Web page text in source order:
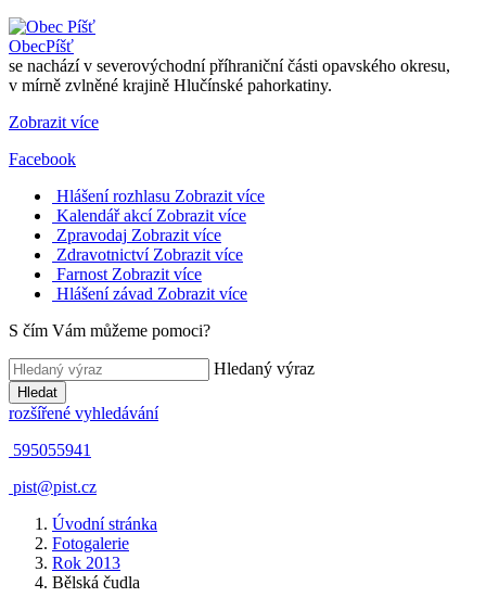
ObecPíšť
se nachází v severovýchodní příhraniční části opavského okresu,
v mírně zvlněné krajině Hlučínské pahorkatiny.
Zobrazit více
Facebook
Hlášení rozhlasu Zobrazit více
Kalendář akcí Zobrazit více
Zpravodaj Zobrazit více
Zdravotnictví Zobrazit více
Farnost Zobrazit více
Hlášení závad Zobrazit více
S čím Vám můžeme pomoci?
Hledaný výraz
Hledat
rozšířené vyhledávání
595055941
pist@pist.cz
Úvodní stránka
Fotogalerie
Rok 2013
Bělská čudla